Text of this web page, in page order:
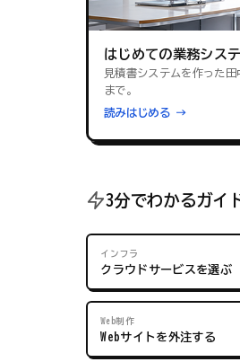
はじめての業務シス
見積書システムを作った
まで。
読みはじめる →
3分でわかるガイ
インフラ
クラウドサービスを選ぶ
Web制作
Webサイトを外注する